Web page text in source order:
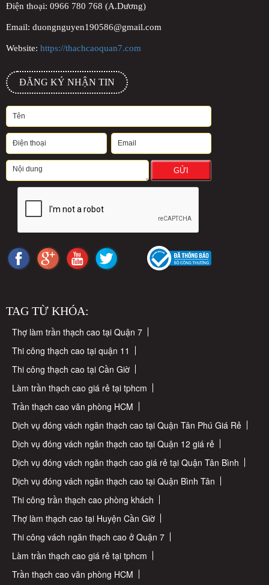
Điện thoại: 0966 780 768 (A.Dương)
Email: duongnguyen190586@gmail.com
Website: https://thachcaoquan7.com
ĐĂNG KÝ NHẬN TIN
GỬI
TAG TỪ KHÓA:
Thợ làm trần thạch cao tại Quận 7
Thi công thạch cao tại quận 11
Thi công thạch cao tại Cần Giờ
Làm trần thạch cao giá rẻ tại tphcm
Trần thạch cao văn phòng HCM
Dịch vụ đóng vách ngăn thạch cao tại Quận Tân Phú Giá Rẻ
Dịch vụ đóng vách ngăn thạch cao tại Quận 12 giá rẻ
Dịch vụ đóng vách ngăn thạch cao giá rẻ tại Quận Tân Bình
Dịch vụ đóng vách ngăn thạch cao tại Quận Bình Tân
Thi công trần thạch cao phòng khách
Thợ làm thạch cao tại Huyện Cần Giờ
Thi công vách ngăn thạch cao ở Quận 7
Làm trần thạch cao giá rẻ tại tphcm
Trần thạch cao văn phòng HCM